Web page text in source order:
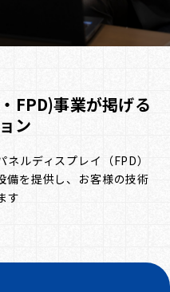
FPD)事業が掲げる
ン
ルディスプレイ（FPD）
備を提供し、お客様の技術
す